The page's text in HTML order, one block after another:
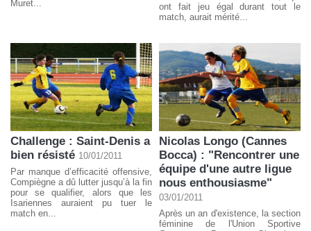
Muret...
ont fait jeu égal durant tout le
match, aurait mérité...
Challenge : Saint-Denis a
bien résisté 10/01/2011
Par manque d’efficacité offensive,
Compiègne a dû lutter jusqu’à la fin
pour se qualifier, alors que les
Isariennes auraient pu tuer le
match en...
Nicolas Longo (Cannes
Bocca) : "Rencontrer une
équipe d'une autre ligue
nous enthousiasme"
03/01/2011
Après un an d'existence, la section
féminine de l'Union Sportive